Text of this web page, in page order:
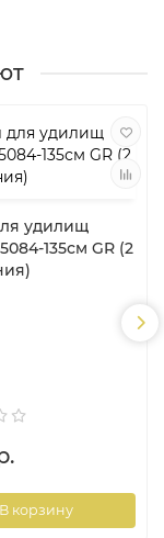
удилищ
135см GR (2
В корзину